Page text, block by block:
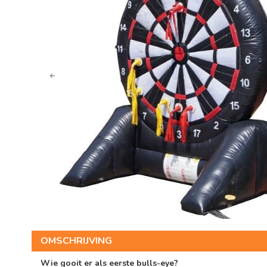
Previous
OMSCHRIJVING
Wie gooit er als eerste bulls-eye?